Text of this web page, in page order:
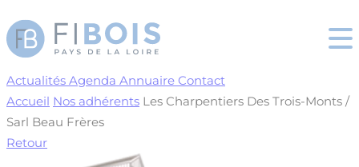
Actualités Agenda Annuaire Contact
Accueil Nos adhérents Les Charpentiers Des Trois-Monts /
Sarl Beau Frères
Retour